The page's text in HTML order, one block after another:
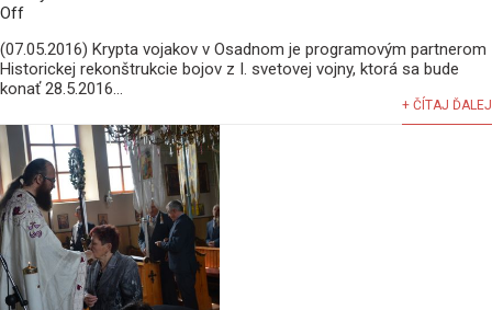
Off
(07.05.2016) Krypta vojakov v Osadnom je programovým partnerom
Historickej rekonštrukcie bojov z I. svetovej vojny, ktorá sa bude
konať 28.5.2016...
+ ČÍTAJ ĎALEJ